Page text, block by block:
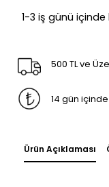
1-3 iş günü
500 TL ve
14 gün
Ürün Açıklaması